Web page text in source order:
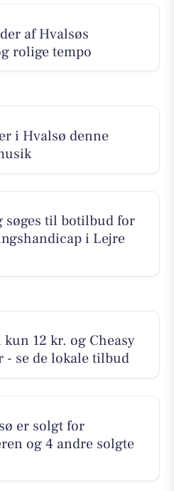
af Hvalsøs
rolige tempo
i Hvalsø denne
søges til botilbud for
i Lejre
12 kr. og Cheasy
- se de lokale tilbud
er solgt for
og 4 andre solgte